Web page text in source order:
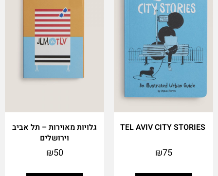
₪75
גלויות מאוירות – תל אביב
וירושלים
₪50